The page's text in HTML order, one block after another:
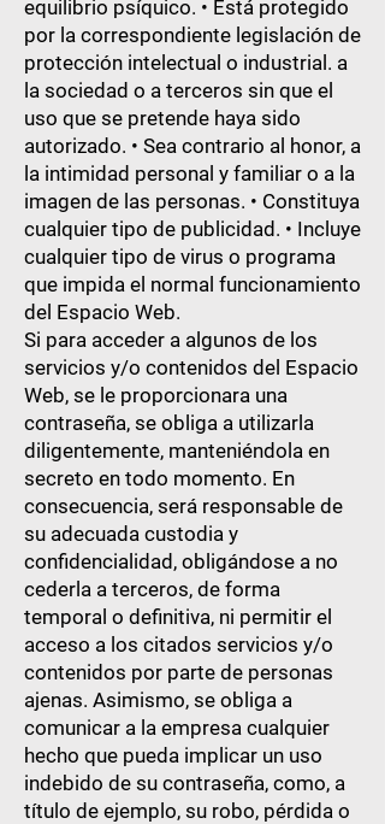
equilibrio psíquico. • Está protegido
por la correspondiente legislación de
protección intelectual o industrial. a
la sociedad o a terceros sin que el
uso que se pretende haya sido
autorizado. • Sea contrario al honor, a
la intimidad personal y familiar o a la
imagen de las personas. • Constituya
cualquier tipo de publicidad. • Incluye
cualquier tipo de virus o programa
que impida el normal funcionamiento
del Espacio Web.
Si para acceder a algunos de los
servicios y/o contenidos del Espacio
Web, se le proporcionara una
contraseña, se obliga a utilizarla
diligentemente, manteniéndola en
secreto en todo momento. En
consecuencia, será responsable de
su adecuada custodia y
confidencialidad, obligándose a no
cederla a terceros, de forma
temporal o definitiva, ni permitir el
acceso a los citados servicios y/o
contenidos por parte de personas
ajenas. Asimismo, se obliga a
comunicar a la empresa cualquier
hecho que pueda implicar un uso
indebido de su contraseña, como, a
título de ejemplo, su robo, pérdida o